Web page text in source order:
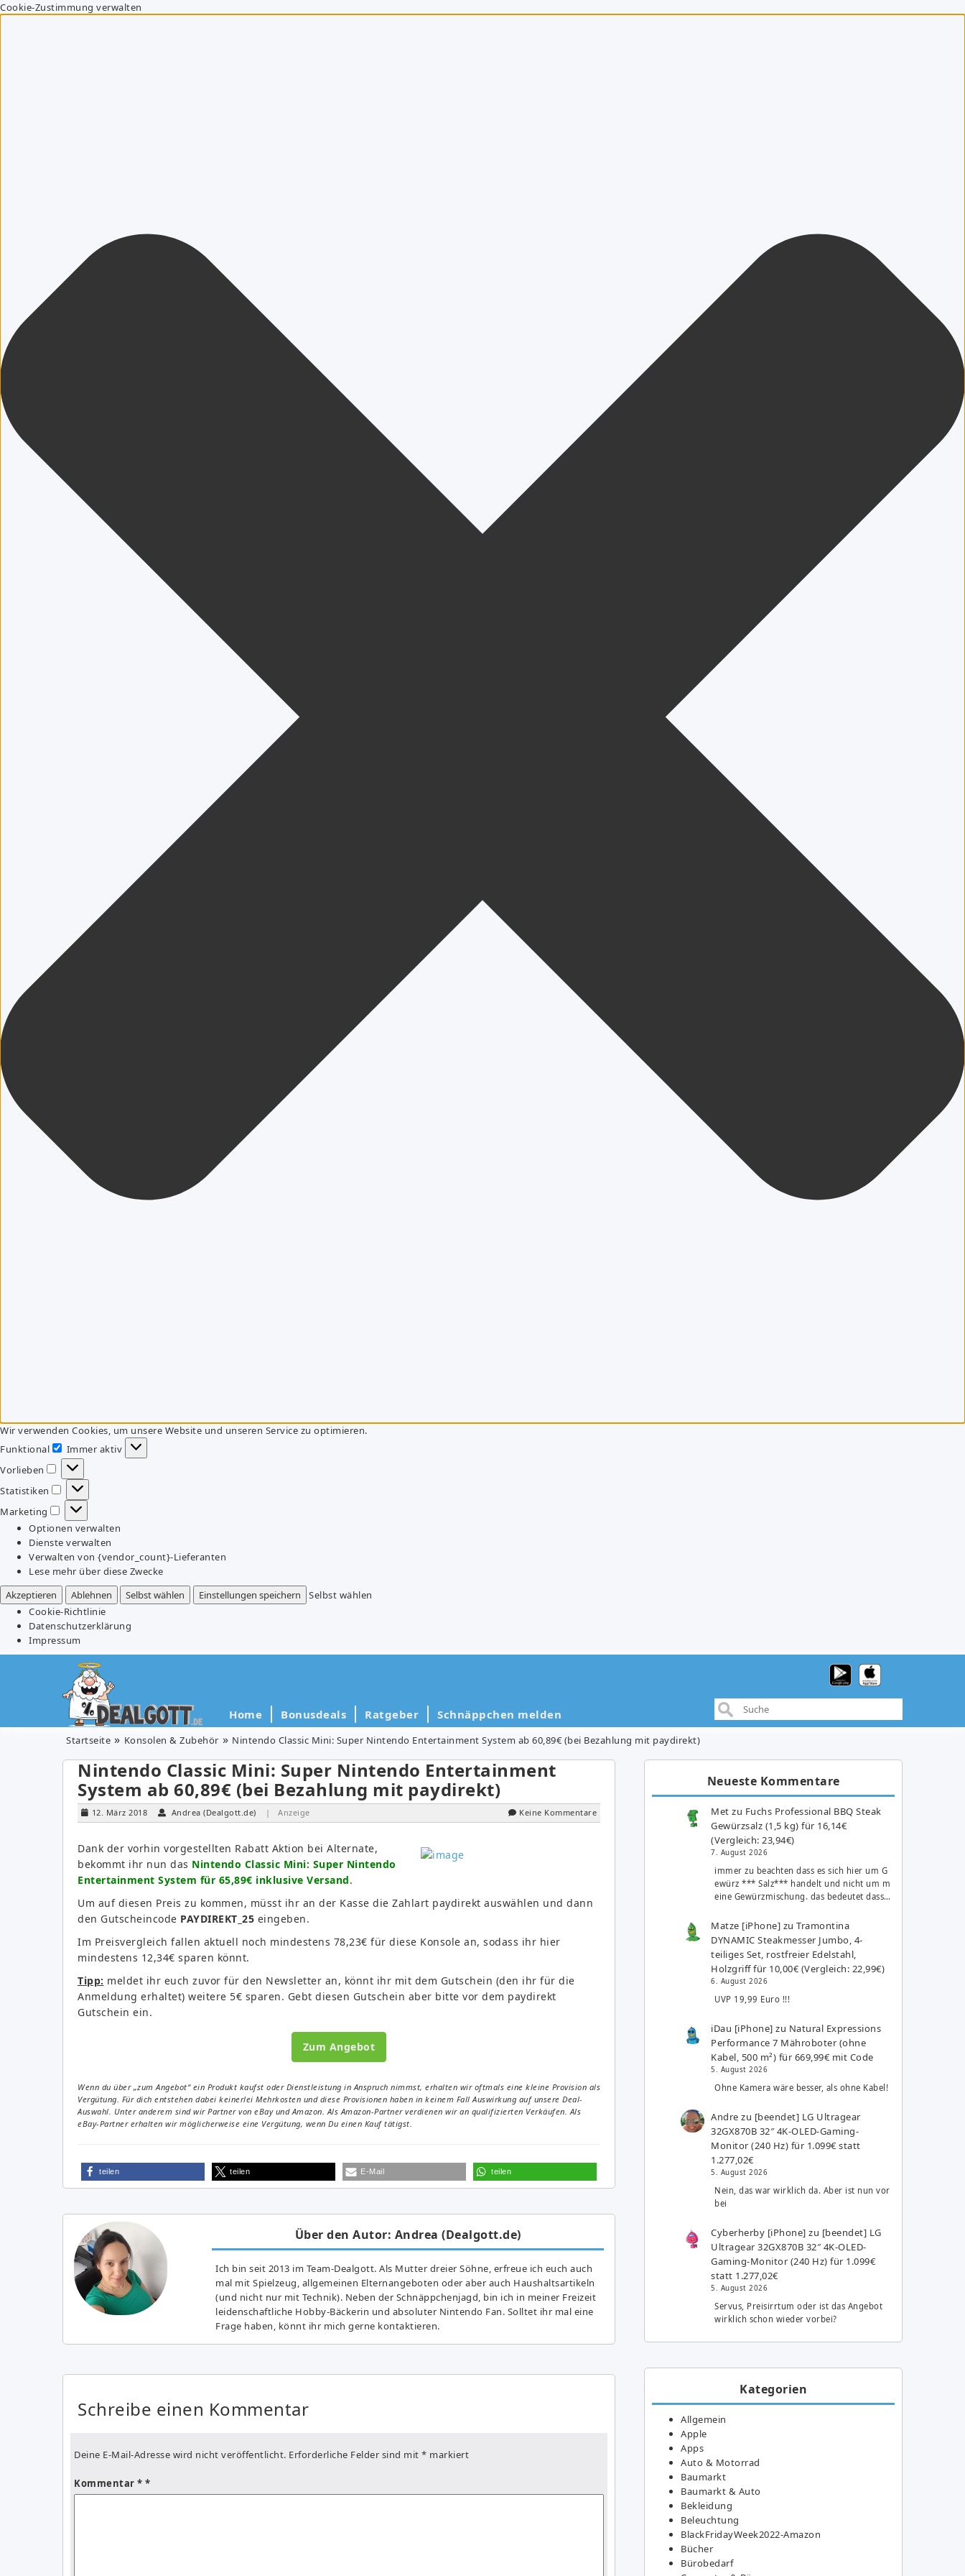
Cookie-Zustimmung verwalten
Wir verwenden Cookies, um unsere Website und unseren Service zu optimieren.
Funktional
Funktional
Immer aktiv
Vorlieben
Vorlieben
Statistiken
Statistiken
Marketing
Marketing
Optionen verwalten
Dienste verwalten
Verwalten von {vendor_count}-Lieferanten
Lese mehr über diese Zwecke
Akzeptieren
Ablehnen Selbst wählen Einstellungen speichern
Selbst wählen
Cookie-Richtlinie
Datenschutzerklärung
Impressum
Home Bonusdeals Ratgeber Schnäppchen melden
Startseite Konsolen & Zubehör Nintendo Classic Mini: Super Nintendo Entertainment System ab 60,89€ (bei Bezahlung mit paydirekt)
Nintendo Classic Mini: Super Nintendo Entertainment
System ab 60,89€ (bei Bezahlung mit paydirekt)
12. März 2018 Andrea (Dealgott.de) | Anzeige Keine Kommentare
Dank der vorhin vorgestellten Rabatt Aktion bei Alternate,
bekommt ihr nun das Nintendo Classic Mini: Super Nintendo
Entertainment System für 65,89€ inklusive Versand.
Um auf diesen Preis zu kommen, müsst ihr an der Kasse die Zahlart paydirekt auswählen und dann
den Gutscheincode PAYDIREKT_25 eingeben.
Im Preisvergleich fallen aktuell noch mindestens 78,23€ für diese Konsole an, sodass ihr hier
mindestens 12,34€ sparen könnt.
Tipp: meldet ihr euch zuvor für den Newsletter an, könnt ihr mit dem Gutschein (den ihr für die
Anmeldung erhaltet) weitere 5€ sparen. Gebt diesen Gutschein aber bitte vor dem paydirekt
Gutschein ein.
Zum Angebot
Wenn du über „zum Angebot“ ein Produkt kaufst oder Dienstleistung in Anspruch nimmst, erhalten wir oftmals eine kleine Provision als
Vergütung. Für dich entstehen dabei keinerlei Mehrkosten und diese Provisionen haben in keinem Fall Auswirkung auf unsere Deal-
Auswahl. Unter anderem sind wir Partner von eBay und Amazon. Als Amazon-Partner verdienen wir an qualifizierten Verkäufen. Als
eBay-Partner erhalten wir möglicherweise eine Vergütung, wenn Du einen Kauf tätigst.
teilen teilen E-Mail teilen
Über den Autor: Andrea (Dealgott.de)
Ich bin seit 2013 im Team-Dealgott. Als Mutter dreier Söhne, erfreue ich euch auch
mal mit Spielzeug, allgemeinen Elternangeboten oder aber auch Haushaltsartikeln
(und nicht nur mit Technik). Neben der Schnäppchenjagd, bin ich in meiner Freizeit
leidenschaftliche Hobby-Bäckerin und absoluter Nintendo Fan. Solltet ihr mal eine
Frage haben, könnt ihr mich gerne kontaktieren.
Schreibe einen Kommentar
Deine E-Mail-Adresse wird nicht veröffentlicht. Erforderliche Felder sind mit * markiert
Kommentar *
Neueste Kommentare
Met zu Fuchs Professional BBQ Steak
Gewürzsalz (1,5 kg) für 16,14€
(Vergleich: 23,94€)
7. August 2026
immer zu beachten dass es sich hier um G
ewürz *** Salz*** handelt und nicht um m
eine Gewürzmischung. das bedeutet dass…
Matze [iPhone] zuTramontina
DYNAMIC Steakmesser Jumbo, 4-
teiliges Set, rostfreier Edelstahl,
Holzgriff für 10,00€ (Vergleich: 22,99€)
6. August 2026
UVP 19,99 Euro !!!
iDau [iPhone] zu Natural Expressions
Performance 7 Mähroboter (ohne
Kabel, 500 m²) für 669,99€ mit Code
5. August 2026
Ohne Kamera wäre besser, als ohne Kabel!
Andre zu [beendet] LG Ultragear
32GX870B 32″ 4K-OLED-Gaming-
Monitor (240 Hz) für 1.099€ statt
1.277,02€
5. August 2026
Nein, das war wirklich da. Aber ist nun vor
bei
Cyberherby [iPhone] zu [beendet] LG
Ultragear 32GX870B 32″ 4K-OLED-
Gaming-Monitor (240 Hz) für 1.099€
statt 1.277,02€
5. August 2026
Servus, Preisirrtum oder ist das Angebot
wirklich schon wieder vorbei?
Kategorien
Allgemein
Apple
Apps
Auto & Motorrad
Baumarkt
Baumarkt & Auto
Bekleidung
Beleuchtung
BlackFridayWeek2022-Amazon
Bücher
Bürobedarf